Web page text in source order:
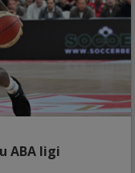
ABA ligi